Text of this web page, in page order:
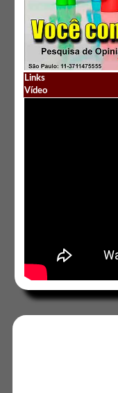
Links
Vídeo